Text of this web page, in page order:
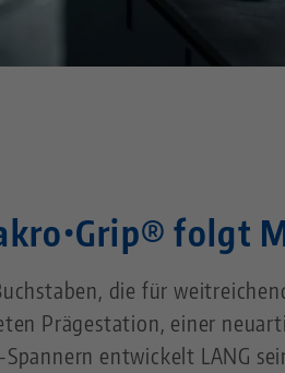
folgt
die für
Prägestation, einer
entwickelt LANG